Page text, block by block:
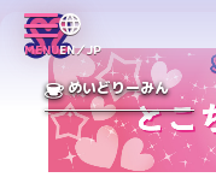
MENUEN／JP
めいどりーみん